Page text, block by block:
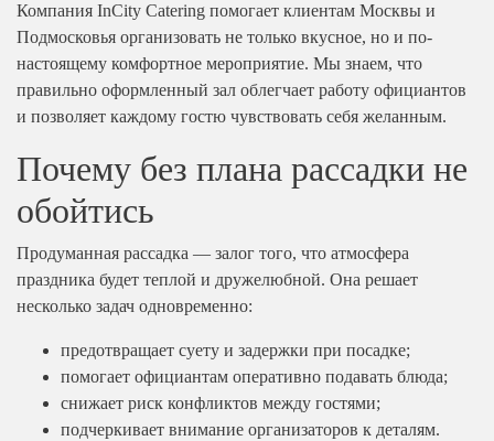
Детское меню
Десерты
Пирожные
Конфеты
Соусы
Все товары
На корпоратив
На конференцию
На выпускной
На природе
На 8 марта
На 10 человек
На 25 человек
На 60 человек
На 80 человек
На 100 человек
На 200 человек
На 23 февраля
Кейтеринг на выставку
Корпоративный
На день рождения
Недорогой
Свадебный
На новый год
На 23 февраля
На выпускной
Ритуальный кейтеринг
Компания InCity Catering помогает клиентам Москвы и
Подмосковья организовать не только вкусное, но и по-
настоящему комфортное мероприятие. Мы знаем, что
правильно оформленный зал облегчает работу официантов
и позволяет каждому гостю чувствовать себя желанным.
Почему без плана рассадки не
обойтись
Продуманная рассадка — залог того, что атмосфера
праздника будет теплой и дружелюбной. Она решает
несколько задач одновременно:
предотвращает суету и задержки при посадке;
помогает официантам оперативно подавать блюда;
снижает риск конфликтов между гостями;
подчеркивает внимание организаторов к деталям.